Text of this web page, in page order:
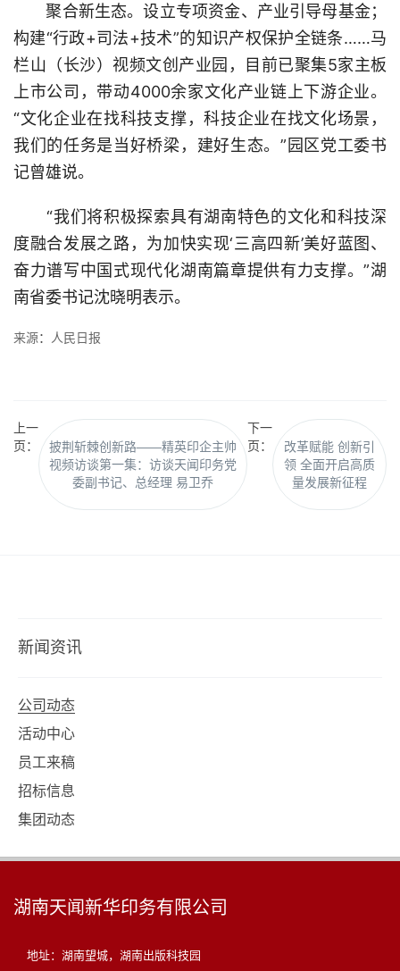
聚合新生态。设立专项资金、产业引导母基金；
构建“行政+司法+技术”的知识产权保护全链条……马
栏山（长沙）视频文创产业园，目前已聚集5家主板
上市公司，带动4000余家文化产业链上下游企业。
“文化企业在找科技支撑，科技企业在找文化场景，
我们的任务是当好桥梁，建好生态。”园区党工委书
记曾雄说。
“我们将积极探索具有湖南特色的文化和科技深
度融合发展之路，为加快实现‘三高四新’美好蓝图、
奋力谱写中国式现代化湖南篇章提供有力支撑。”湖
南省委书记沈晓明表示。
来源： 人民日报
上一
页：
披荆斩棘创新路——精英印企主帅
视频访谈第一集：访谈天闻印务党
委副书记、总经理 易卫乔
下一
页：
改革赋能 创新引
领 全面开启高质
量发展新征程
新闻资讯
公司动态
活动中心
员工来稿
招标信息
集团动态
湖南天闻新华印务有限公司
地址：湖南望城，湖南出版科技园